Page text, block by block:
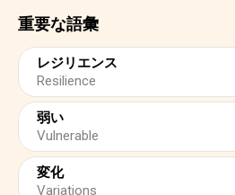
重要な語彙
レジリエンス
Resilience
弱い
Vulnerable
変化
Variations